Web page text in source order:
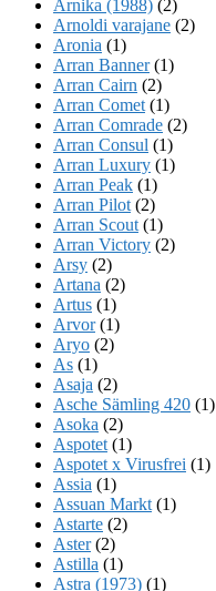
Arnika (1988) (2)
Arnoldi varajane (2)
Aronia (1)
Arran Banner(1)
Arran Cairn (2)
Arran Comet (1)
Arran Comrade (2)
Arran Consul (1)
Arran Luxury (1)
Arran Peak (1)
Arran Pilot (2)
Arran Scout (1)
Arran Victory (2)
Arsy (2)
Artana (2)
Artus (1)
Arvor(1)
Aryo (2)
As (1)
Asaja (2)
Asche Sämling 420 (1)
Asoka (2)
Aspotet (1)
Aspotet x Virusfrei (1)
Assia (1)
Assuan Markt (1)
Astarte (2)
Aster(2)
Astilla (1)
Astra (1973) (1)